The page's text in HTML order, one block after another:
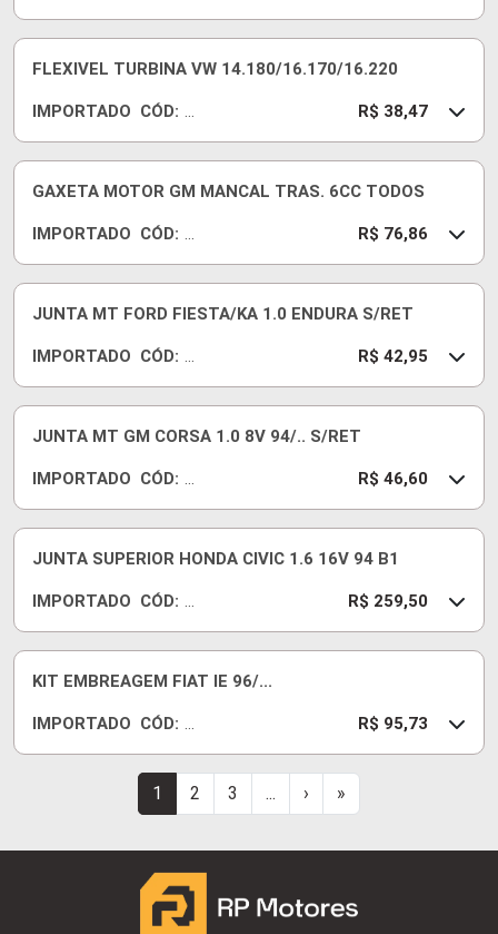
A
15
FLEXIVEL TURBINA VW 14.180/16.170/16.220
IMPORTADO CÓD: M
8
R$ 38,47
GAXETA MOTOR GM MANCAL TRAS. 6CC TODOS
IMPORTADO CÓD: Q
02
6
A
R$ 76,86
JUNTA MT FORD FIESTA/KA 1.0 ENDURA S/RET
IMPORTADO CÓD: R
20
8
B
C
R$ 42,95
JUNTA MT GM CORSA 1.0 8V 94/.. S/RET
IMPORTADO CÓD: 12
49
P
R$ 46,60
JUNTA SUPERIOR HONDA CIVIC 1.6 16V 94 B1
IMPORTADO CÓD: 12
00
B
R$ 259,50
KIT EMBREAGEM FIAT IE 96/...
IMPORTADO CÓD: 22
34
R$ 95,73
1 2 3 ... › »